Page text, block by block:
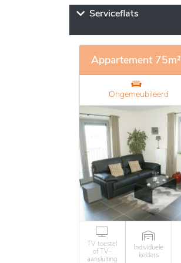
Serviceflats
Appartement 75m²
Ongemeubileerd
TV toestel
of TV-
aansluiting
Individuele
kelders